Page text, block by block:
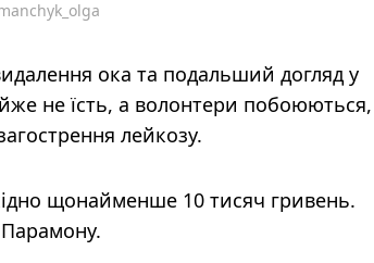
ока та подальший догляд у
не їсть, а волонтери
лейкозу.
щонайменше 10 тисяч гривень.